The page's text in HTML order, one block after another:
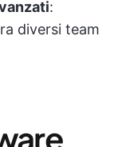
:
diversi team